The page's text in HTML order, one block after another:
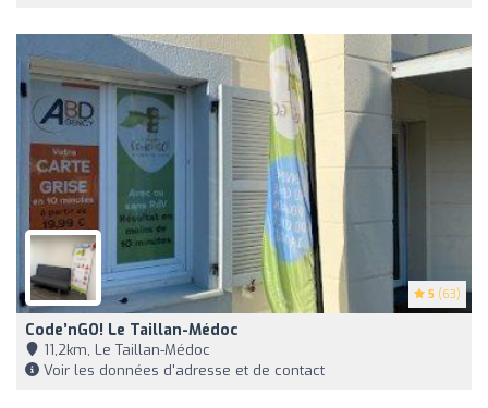
5 (63)
Code’nGO! Le Taillan-Médoc
11,2km, Le Taillan-Médoc
Voir les données d'adresse et de contact